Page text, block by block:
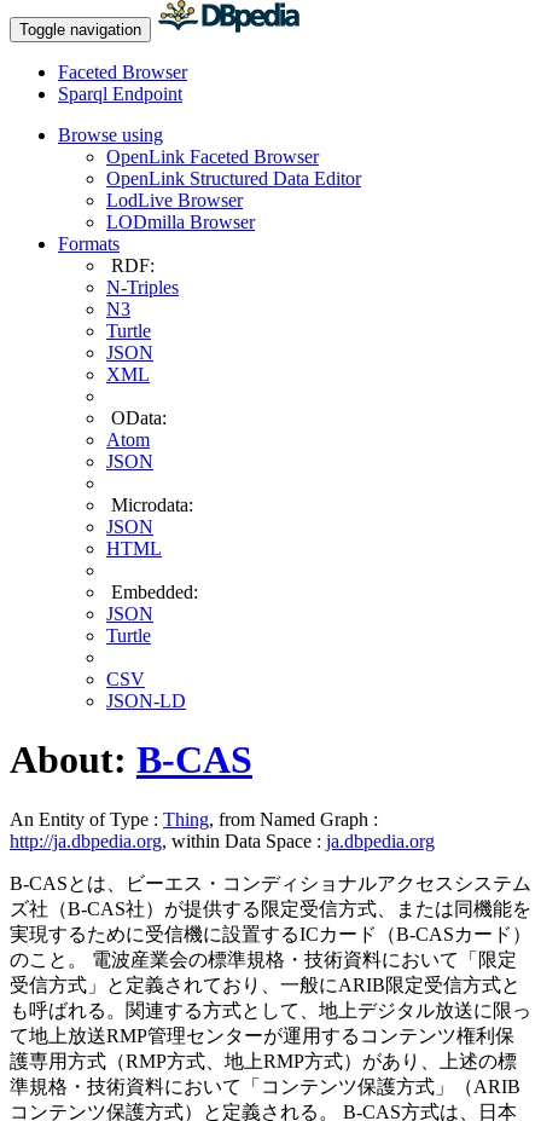
Toggle navigation
Faceted Browser
Sparql Endpoint
Browse using
OpenLink Faceted Browser
OpenLink Structured Data Editor
LodLive Browser
LODmilla Browser
Formats
RDF:
N-Triples
N3
Turtle
JSON
XML
OData:
Atom
JSON
Microdata:
JSON
HTML
Embedded:
JSON
Turtle
CSV
JSON-LD
About: B-CAS
An Entity of Type : Thing, from Named Graph :
http://ja.dbpedia.org, within Data Space : ja.dbpedia.org
B-CASとは、ビーエス・コンディショナルアクセスシステム
ズ社（B-CAS社）が提供する限定受信方式、または同機能を
実現するために受信機に設置するICカード（B-CASカード）
のこと。 電波産業会の標準規格・技術資料において「限定
受信方式」と定義されており、一般にARIB限定受信方式と
も呼ばれる。関連する方式として、地上デジタル放送に限っ
て地上放送RMP管理センターが運用するコンテンツ権利保
護専用方式（RMP方式、地上RMP方式）があり、上述の標
準規格・技術資料において「コンテンツ保護方式」（ARIB
コンテンツ保護方式）と定義される。 B-CAS方式は、日本